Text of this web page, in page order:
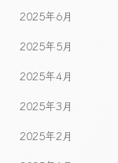
2025年6月
2025年5月
2025年4月
2025年3月
2025年2月